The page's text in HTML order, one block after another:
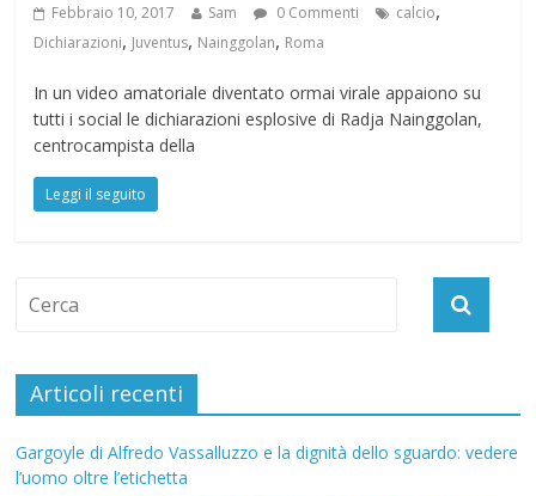
Febbraio 10, 2017 Sam 0 Commenti calcio,
Dichiarazioni, Juventus, Nainggolan, Roma
In un video amatoriale diventato ormai virale appaiono su
tutti i social le dichiarazioni esplosive di Radja Nainggolan,
centrocampista della
Leggi il seguito
Articoli recenti
Gargoyle di Alfredo Vassalluzzo e la dignità dello sguardo: vedere
l’uomo oltre l’etichetta